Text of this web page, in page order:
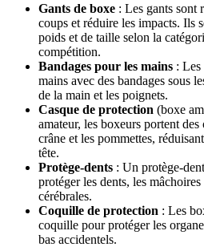
Gants de boxe : Les gants sont
coups et réduire les impacts. Ils
poids et de taille selon la
compétition.
Bandages pour les mains : Les
mains avec des bandages sous
de la main et les poignets.
Casque de protection (boxe
amateur, les boxeurs portent
crâne et les pommettes,
tête.
Protège-dents : Un protège-
protéger les dents, les
cérébrales.
Coquille de protection : Les
coquille pour protéger les
bas accidentels.